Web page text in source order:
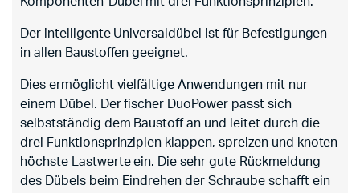
Der intelligente Universaldübel ist für Befestigungen
in allen Baustoffen geeignet.
Dies ermöglicht vielfältige Anwendungen mit nur
einem Dübel. Der fischer DuoPower passt sich
selbstständig dem Baustoff an und leitet durch die
drei Funktionsprinzipien klappen, spreizen und knoten
höchste Lastwerte ein. Die sehr gute Rückmeldung
des Dübels beim Eindrehen der Schraube schafft ein